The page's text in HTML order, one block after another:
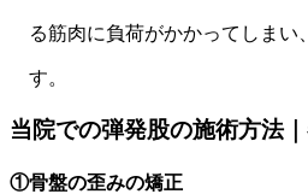
る筋肉に負荷がかかってしまい
す。
当院での弾発股の施術方法
①骨盤の歪みの矯正